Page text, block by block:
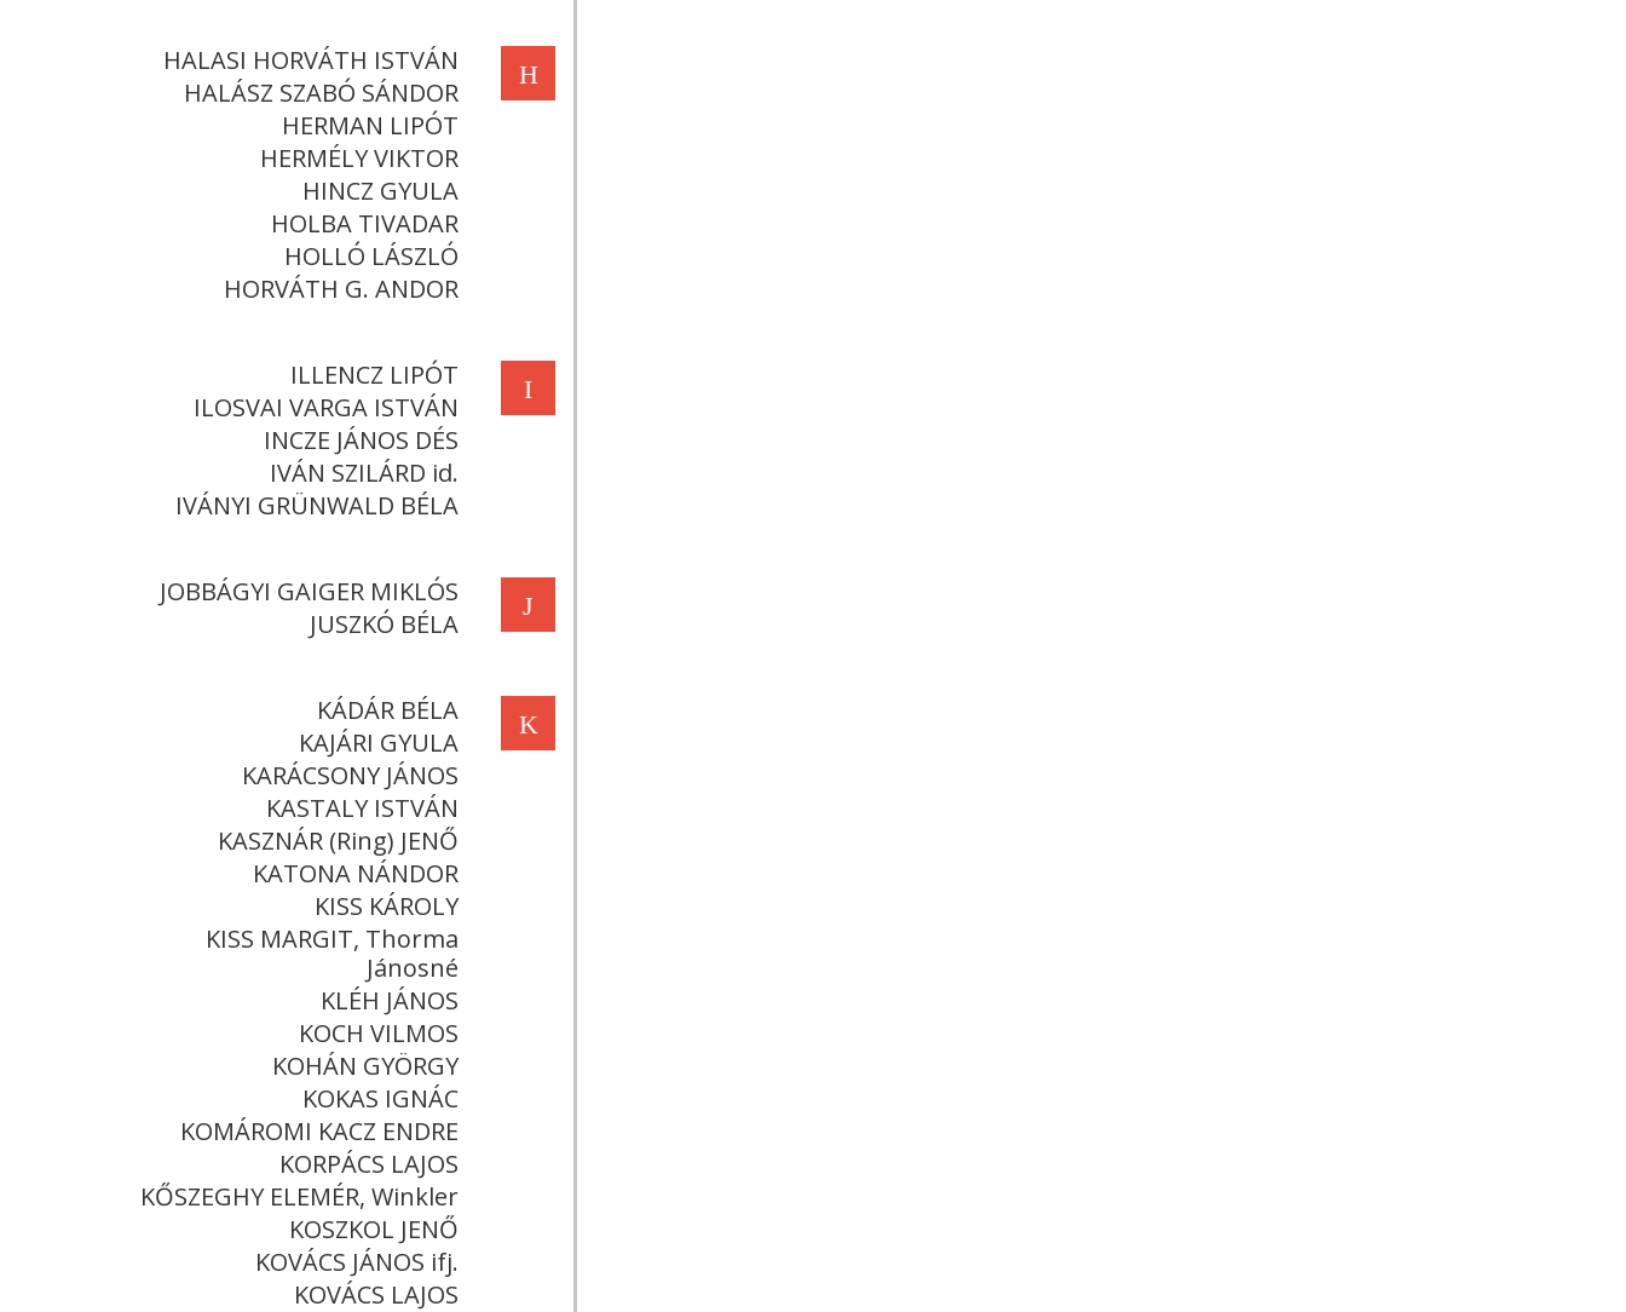
H
HALASI HORVÁTH ISTVÁN
HALÁSZ SZABÓ SÁNDOR
HERMAN LIPÓT
HERMÉLY VIKTOR
HINCZ GYULA
HOLBA TIVADAR
HOLLÓ LÁSZLÓ
HORVÁTH G. ANDOR
I
ILLENCZ LIPÓT
ILOSVAI VARGA ISTVÁN
INCZE JÁNOS DÉS
IVÁN SZILÁRD id.
IVÁNYI GRÜNWALD BÉLA
J
JOBBÁGYI GAIGER MIKLÓS
JUSZKÓ BÉLA
K
KÁDÁR BÉLA
KAJÁRI GYULA
KARÁCSONY JÁNOS
KASTALY ISTVÁN
KASZNÁR (Ring) JENŐ
KATONA NÁNDOR
KISS KÁROLY
KISS MARGIT, Thorma
Jánosné
KLÉH JÁNOS
KOCH VILMOS
KOHÁN GYÖRGY
KOKAS IGNÁC
KOMÁROMI KACZ ENDRE
KORPÁCS LAJOS
KŐSZEGHY ELEMÉR, Winkler
KOSZKOL JENŐ
KOVÁCS JÁNOS ifj.
KOVÁCS LAJOS